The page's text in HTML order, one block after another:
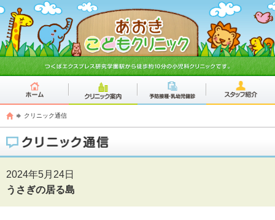
クリニック通信
2024年5月24日
うさぎの居る島